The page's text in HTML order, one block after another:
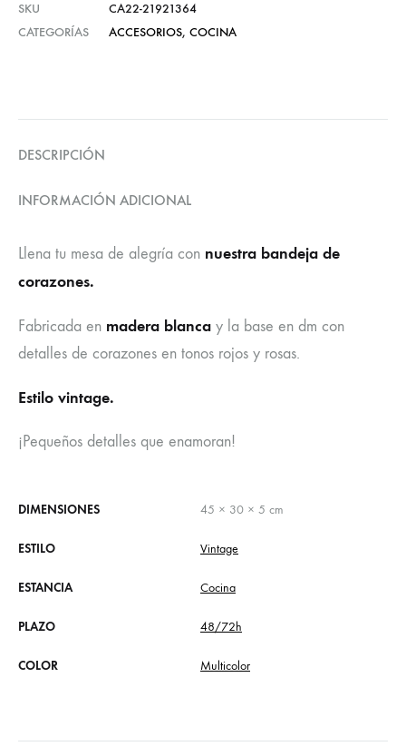
SKU
CA22-21921364
CATEGORÍAS
ACCESORIOS, COCINA
DESCRIPCIÓN
INFORMACIÓN ADICIONAL
Llena tu mesa de alegría con nuestra bandeja de
corazones.
Fabricada en madera blanca y la base en dm con
detalles de corazones en tonos rojos y rosas.
Estilo vintage.
¡Pequeños detalles que enamoran!
DIMENSIONES 45 × 30 × 5 cm
ESTILO Vintage
ESTANCIA Cocina
PLAZO 48/72h
COLOR Multicolor